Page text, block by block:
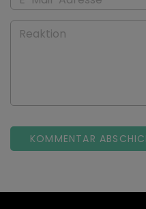
Reaktion